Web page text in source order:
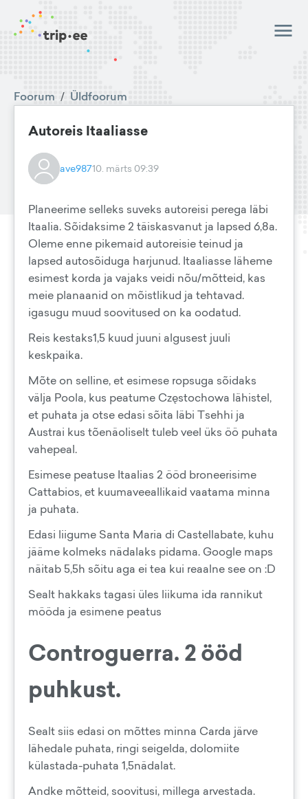
Foorum / Üldfoorum
Autoreis Itaaliasse
ave98710. märts 09:39
Planeerime selleks suveks autoreisi perega läbi
Itaalia. Sõidaksime 2 täiskasvanut ja lapsed 6,8a.
Oleme enne pikemaid autoreisie teinud ja
lapsed autosõiduga harjunud. Itaaliasse läheme
esimest korda ja vajaks veidi nõu/mõtteid, kas
meie planaanid on mõistlikud ja tehtavad.
igasugu muud soovitused on ka oodatud.
Reis kestaks1,5 kuud juuni algusest juuli
keskpaika.
Mõte on selline, et esimese ropsuga sõidaks
välja Poola, kus peatume Częstochowa lähistel,
et puhata ja otse edasi sõita läbi Tsehhi ja
Austrai kus tõenäoliselt tuleb veel üks öö puhata
vahepeal.
Esimese peatuse Itaalias 2 ööd broneerisime
Cattabios, et kuumaveeallikaid vaatama minna
ja puhata.
Edasi liigume Santa Maria di Castellabate, kuhu
jääme kolmeks nädalaks pidama. Google maps
näitab 5,5h sõitu aga ei tea kui reaalne see on :D
Sealt hakkaks tagasi üles liikuma ida rannikut
mööda ja esimene peatus
Controguerra. 2 ööd
puhkust.
Sealt siis edasi on mõttes minna Carda järve
lähedale puhata, ringi seigelda, dolomiite
külastada-puhata 1,5nädalat.
Andke mõtteid, soovitusi, millega arvestada.